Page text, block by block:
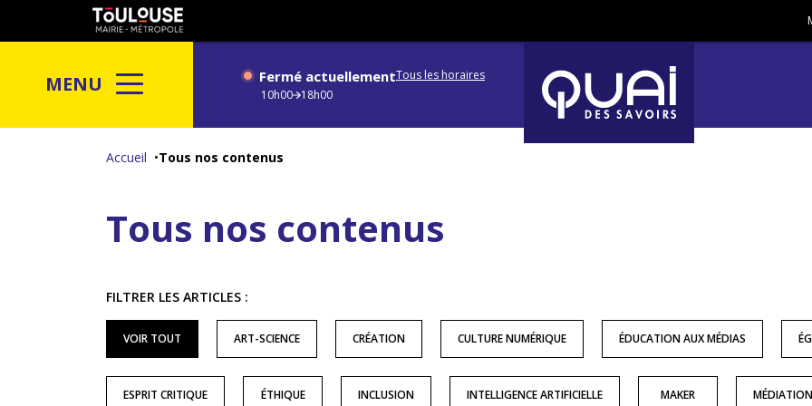
Gestion de vos préférences sur les cookies
au
Toulouse
MENU Fermé actuellementTous les horaires
10h00 18h00
Accueil Tous nos contenus
Tous nos contenus
FILTRER LES ARTICLES :
VOIR TOUT ART-SCIENCE CRÉATION CULTURE NUMÉRIQUE ÉDUCATION AUX MÉDIAS
ESPRIT CRITIQUE ÉTHIQUE INCLUSION INTELLIGENCE ARTIFICIELLE MAKER MÉDIATION